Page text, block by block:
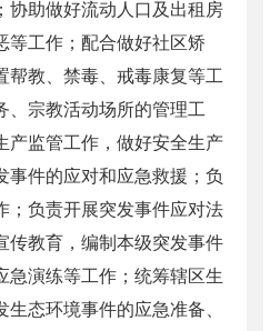
协助做好流动人口及出租房
等工作；配合做好社区矫
帮教、禁毒、戒毒康复等工
、宗教活动场所的管理工
产监管工作，做好安全生产
事件的应对和应急救援；负
；负责开展突发事件应对法
传教育，编制本级突发事件
急演练等工作；统筹辖区生
态环境事件的应急准备、